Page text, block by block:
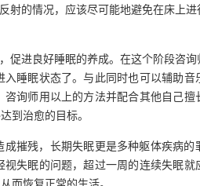
射的情况，应该尽可能地避免在床上
促进良好睡眠的养成。在这个阶段咨
睡眠状态了。与此同时也可以辅助音
询师用以上的方法并配合其他自己擅
到治愈的目标。
摧残，长期失眠更是多种躯体疾病的
失眠的问题，超过一周的连续失眠就